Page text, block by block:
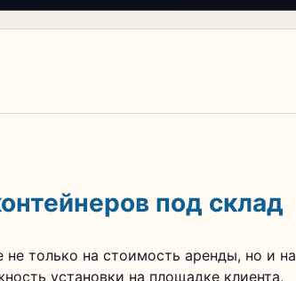
под склад
только на стоимость аренды, но и на
установки на площадке клиента,